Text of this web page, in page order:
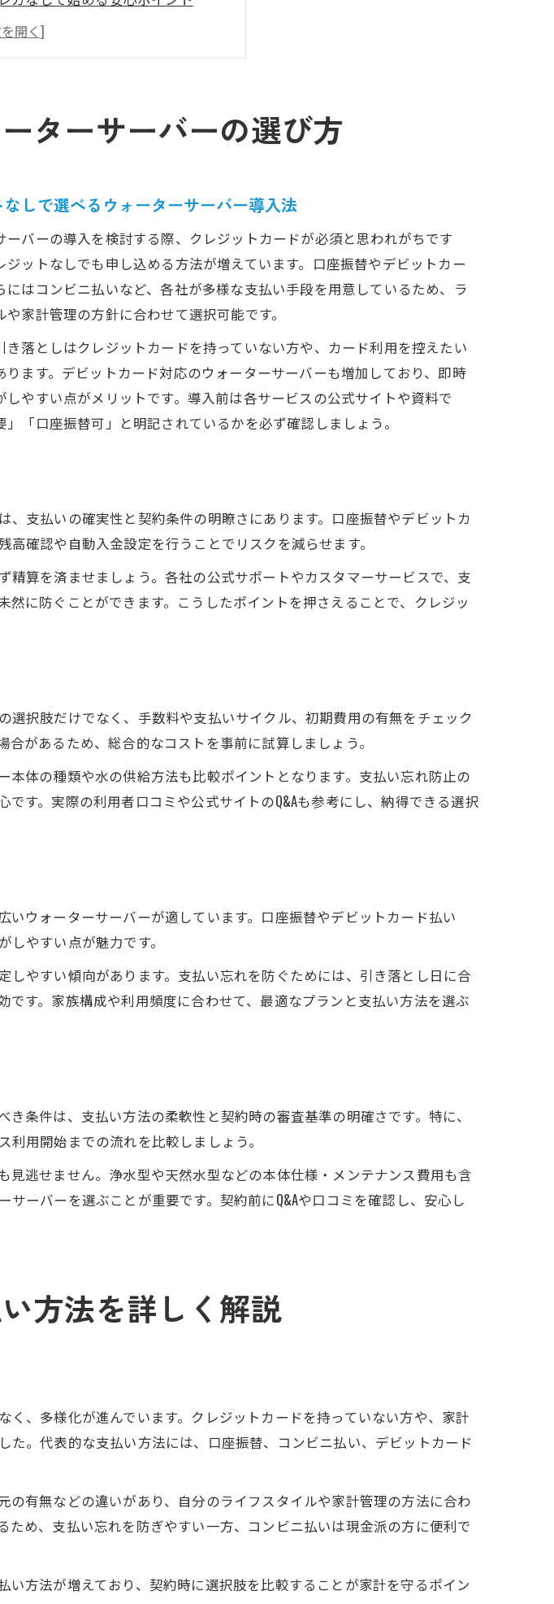
ーサーバー比較のコツ
ーサーバーの選び方とは
払い方法を詳しく解説
支払い方法の種類
ットカード・現金払い活用法
い忘れ防止テクニック
いや口座振替も安心
ビニ払いで気軽に利用可能
サーバーで家計も安心
ターサーバーの利点
ーサーバーの安心ポイント
ーターサーバーの選び方
ットカード支払い活用法
ーバーの相性を徹底解説
ターサーバー支払いを簡単管理
ーサーバー支払いに最適か
ーターサーバーの支払い忘れ防止
ジット以外で使うコツ
支払い方法比較
水型ウォーターサーバー生活
の浄水型ウォーターサーバー
の支払い忘れ対策とは
ーサーバーのメリットとは
ーバーの家計メリット
れを防ぐ方法
引き落としが便利な理由
ターサーバーの選び方
なしで選べるウォーターサーバー導入法
ーバーの導入を検討する際、クレジットカードが必須と思われがちです
ジットなしでも申し込める方法が増えています。口座振替やデビットカー
にはコンビニ払いなど、各社が多様な支払い手段を用意しているため、ラ
や家計管理の方針に合わせて選択可能です。
き落としはクレジットカードを持っていない方や、カード利用を控えたい
ります。デビットカード対応のウォーターサーバーも増加しており、即時
しやすい点がメリットです。導入前は各サービスの公式サイトや資料で
」「口座振替可」と明記されているかを必ず確認しましょう。
支払いの確実性と契約条件の明瞭さにあります。口座振替やデビットカ
確認や自動入金設定を行うことでリスクを減らせます。
算を済ませましょう。各社の公式サポートやカスタマーサービスで、支
に防ぐことができます。こうしたポイントを押さえることで、クレジッ
択肢だけでなく、手数料や支払いサイクル、初期費用の有無をチェック
があるため、総合的なコストを事前に試算しましょう。
体の種類や水の供給方法も比較ポイントとなります。支払い忘れ防止の
す。実際の利用者口コミや公式サイトのQ&Aも参考にし、納得できる選択
ウォーターサーバーが適しています。口座振替やデビットカード払い
やすい点が魅力です。
やすい傾向があります。支払い忘れを防ぐためには、引き落とし日に合
す。家族構成や利用頻度に合わせて、最適なプランと支払い方法を選ぶ
条件は、支払い方法の柔軟性と契約時の審査基準の明確さです。特に、
用開始までの流れを比較しましょう。
逃せません。浄水型や天然水型などの本体仕様・メンテナンス費用も含
ーバーを選ぶことが重要です。契約前にQ&Aや口コミを確認し、安心し
方法を詳しく解説
、多様化が進んでいます。クレジットカードを持っていない方や、家計
。代表的な支払い方法には、口座振替、コンビニ払い、デビットカード
有無などの違いがあり、自分のライフスタイルや家計管理の方法に合わ
め、支払い忘れを防ぎやすい一方、コンビニ払いは現金派の方に便利で
方法が増えており、契約時に選択肢を比較することが家計を守るポイン